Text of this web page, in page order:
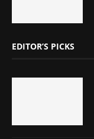
EDITOR’S PICKS